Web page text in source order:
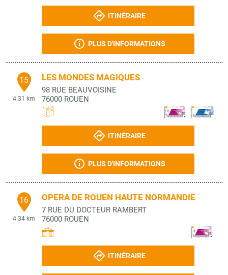
ITINÉRAIRE
PLUS D'INFORMATIONS
15
4.31 km
LES MONDES MAGIQUES
98 RUE BEAUVOISINE
76000 ROUEN
ITINÉRAIRE
PLUS D'INFORMATIONS
16
4.34 km
OPERA DE ROUEN HAUTE NORMANDIE
7 RUE DU DOCTEUR RAMBERT
76000 ROUEN
ITINÉRAIRE